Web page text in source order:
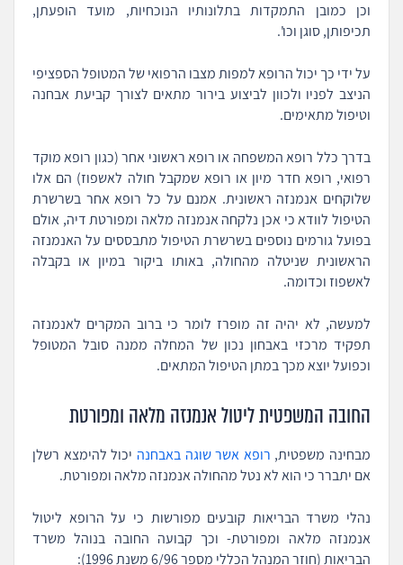
וכן כמובן התמקדות בתלונותיו הנוכחיות, מועד הופעתן,
תכיפותן, סוגן וכו'.
על ידי כך יכול הרופא למפות מצבו הרפואי של המטופל הספציפי
הניצב לפניו ולכוון לביצוע בירור מתאים לצורך קביעת אבחנה
וטיפול מתאימים.
בדרך כלל רופא המשפחה או רופא ראשוני אחר (כגון רופא מוקד
רפואי, רופא חדר מיון או רופא שמקבל חולה לאשפוז) הם אלו
שלוקחים אנמנזה ראשונית. אמנם על כל רופא אחר בשרשרת
הטיפול לוודא כי אכן נלקחה אנמנזה מלאה ומפורטת דיה, אולם
בפועל גורמים נוספים בשרשרת הטיפול מתבססים על האנמנזה
הראשונית שניטלה מהחולה, באותו ביקור במיון או בקבלה
לאשפוז וכדומה.
למעשה, לא יהיה זה מופרז לומר כי ברוב המקרים לאנמנזה
תפקיד מרכזי באבחון נכון של המחלה ממנה סובל המטופל
וכפועל יוצא מכך במתן הטיפול המתאים.
החובה המשפטית ליטול אנמנזה מלאה ומפורטת
מבחינה משפטית, רופא אשר שוגה באבחנה יכול להימצא רשלן
אם יתברר כי הוא לא נטל מהחולה אנמנזה מלאה ומפורטת.
נהלי משרד הבריאות קובעים מפורשות כי על הרופא ליטול
אנמנזה מלאה ומפורטת- וכך קבועה החובה בנוהל משרד
הבריאות (חוזר המנהל הכללי מספר 6/96 משנת 1996):